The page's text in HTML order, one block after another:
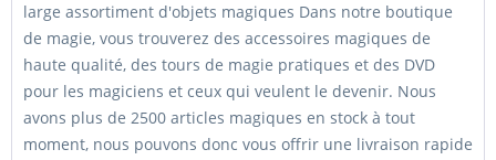
large assortiment d'objets magiques Dans notre boutique
de magie, vous trouverez des accessoires magiques de
haute qualité, des tours de magie pratiques et des DVD
pour les magiciens et ceux qui veulent le devenir. Nous
avons plus de 2500 articles magiques en stock à tout
moment, nous pouvons donc vous offrir une livraison rapide